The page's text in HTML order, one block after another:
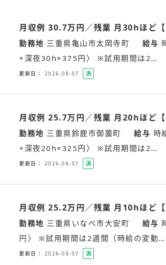
月収例 30.7万円／残業 月30hほど
勤務地 三重県亀山市太岡寺町 給与
+深夜30h×375円〉 ※試用期間は2…
更新日 2026-08-07
派
社
月収例 25.7万円／残業 月20hほど
勤務地 三重県鈴鹿市御薗町 給与 時
+深夜20h×325円〉 ※試用期間は2…
更新日 2026-08-07
派
社
月収例 25.2万円／残業 月10hほど
勤務地 三重県いなべ市大安町 給与
円〉 ※試用期間は2週間（時給の変動…
更新日 2026-08-07
派